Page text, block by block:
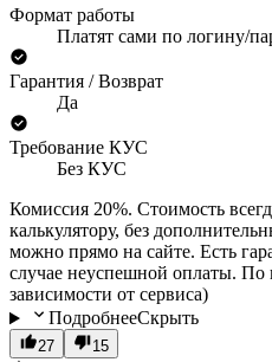
Формат работы
Платят сами по логину/
Гарантия / Возврат
Да
Требование КУС
Без КУС
Комиссия 20%. Стоимость
калькулятору, без
можно прямо на сайте. Есть
случае неуспешной оплаты. По
зависимости от сервиса)
ПодробнееСкрыть
27 15